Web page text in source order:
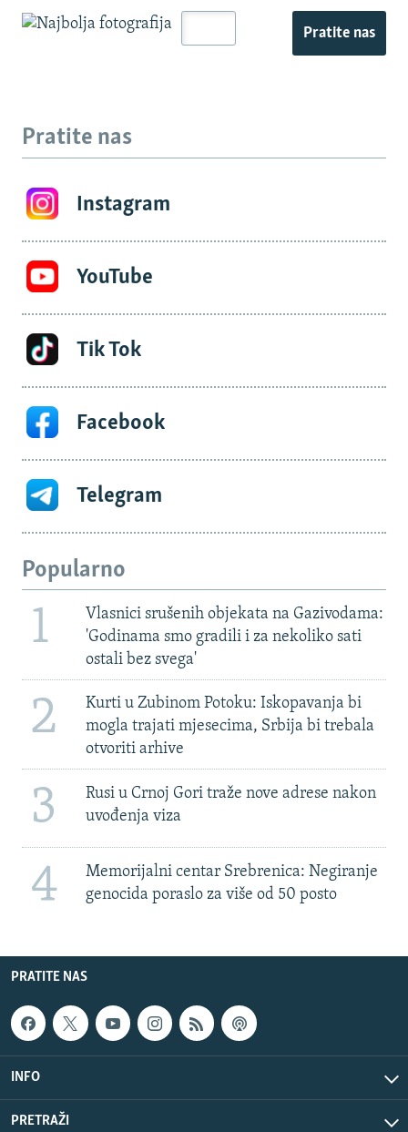
Pratite nas
Pratite nas
Instagram
YouTube
Tik Tok
Facebook
Telegram
Popularno
1
Vlasnici srušenih objekata na Gazivodama:
'Godinama smo gradili i za nekoliko sati
ostali bez svega'
2
Kurti u Zubinom Potoku: Iskopavanja bi
mogla trajati mjesecima, Srbija bi trebala
otvoriti arhive
3
Rusi u Crnoj Gori traže nove adrese nakon
uvođenja viza
4
Memorijalni centar Srebrenica: Negiranje
genocida poraslo za više od 50 posto
PRATITE NAS
INFO
PRETRAŽI